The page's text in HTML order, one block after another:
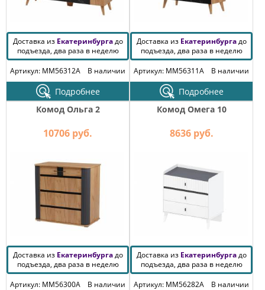
Доставка из Екатеринбургадо
подъезда, два раза в неделю
Артикул: MM56312A
В наличии
Подробнее
Доставка из Екатеринбургадо
подъезда, два раза в неделю
Артикул: MM56311A
В наличии
Подробнее
Комод Ольга 2
10706 руб.
Доставка из Екатеринбургадо
подъезда, два раза в неделю
Артикул: MM56300A
В наличии
Комод Омега 10
8636 руб.
Доставка из Екатеринбургадо
подъезда, два раза в неделю
Артикул: MM56282A
В наличии